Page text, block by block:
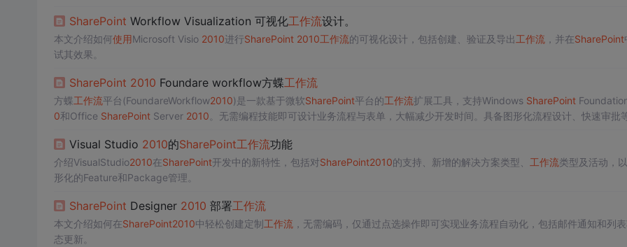
SharePoint Workflow Visualization 可视化工作流设计。
本文介绍如何使用Microsoft Visio 2010进行SharePoint 2010工作流的可视化设计，包括创建、验证及导出工作流，并在SharePoint
试其效果。
SharePoint 2010 Foundare workflow方蝶工作流
方蝶工作流平台(FoundareWorkflow2010)是一款基于微软SharePoint平台的工作流扩展工具，支持Windows SharePoint
0和Office SharePointServer 2010 。无需编程技能即可设计业务流程与表单，大幅减少开发时间。具备图形化流程设计、快速审批
Visual Studio 2010的SharePoint工作流功能
介绍VisualStudio2010在SharePoint开发中的新特性，包括对SharePoint2010的支持、新增的解决方案类型、 工作流类型及活动，
形化的Feature和Package管理。
SharePoint Designer 2010 部署工作流
本文介绍如何在SharePoint2010中轻松创建定制工作流，无需编码，仅通过点选操作即可实现业务流程自动化，包括邮件通知和列
态更新。